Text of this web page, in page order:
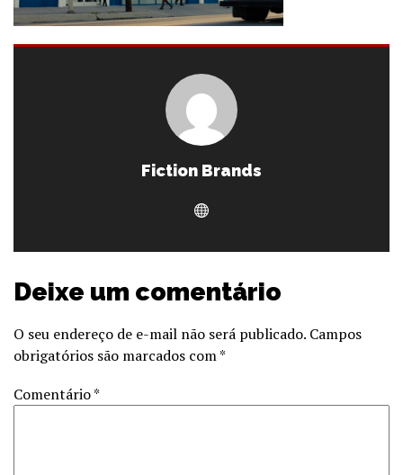
Fiction Brands
Deixe um comentário
O seu endereço de e-mail não será publicado. Campos
obrigatórios são marcados com*
Comentário*